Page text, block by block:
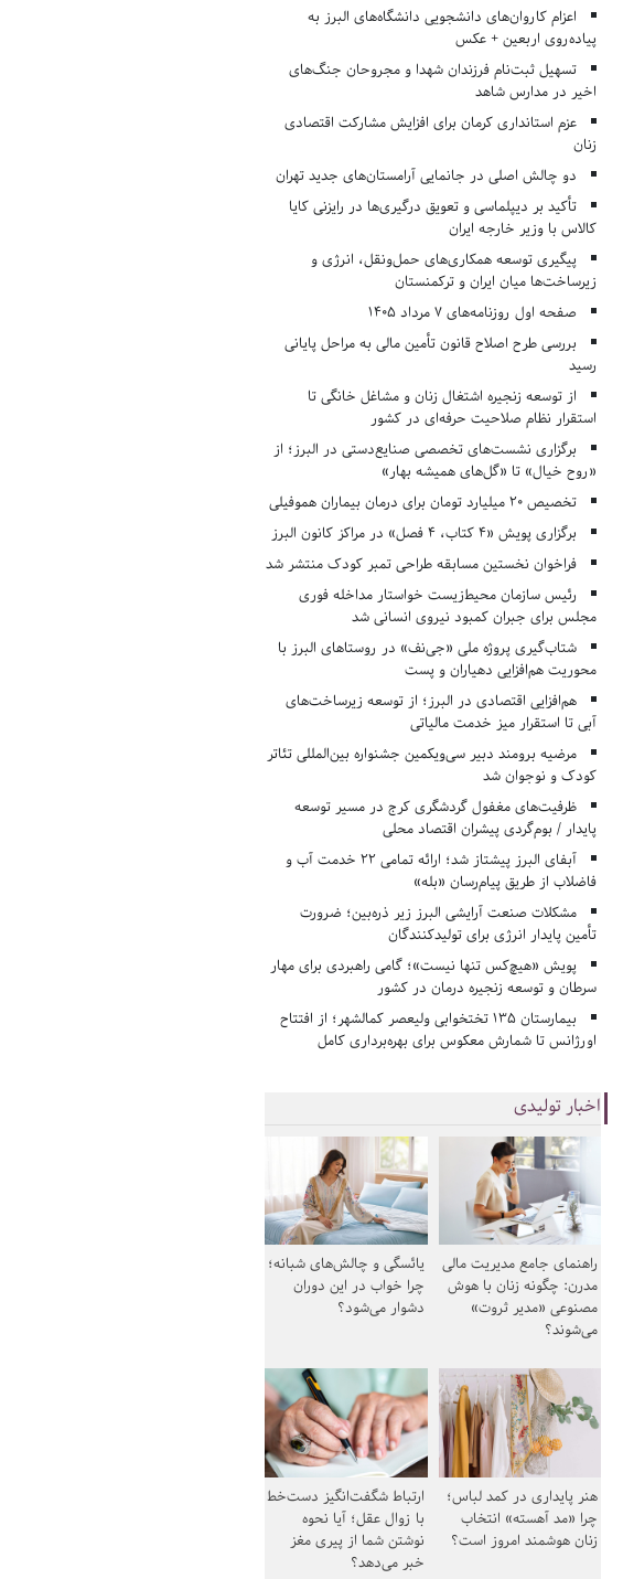
اعزام کاروان‌های دانشجویی دانشگاه‌های البرز به
پیاده‌روی اربعین + عکس
تسهیل ثبت‌نام فرزندان شهدا و مجروحان جنگ‌های
اخیر در مدارس شاهد
عزم استانداری کرمان برای افزایش مشارکت اقتصادی
زنان
دو چالش اصلی در جانمایی آرامستان‌های جدید تهران
تأکید بر دیپلماسی و تعویق درگیری‌ها در رایزنی کایا
کالاس با وزیر خارجه ایران
پیگیری توسعه همکاری‌های حمل‌ونقل، انرژی و
زیرساخت‌ها میان ایران و ترکمنستان
صفحه اول روزنامه‌های 7 مرداد 1405
بررسی طرح اصلاح قانون تأمین مالی به مراحل پایانی
رسید
از توسعه زنجیره اشتغال زنان و مشاغل خانگی تا
استقرار نظام صلاحیت حرفه‌ای در کشور
برگزاری نشست‌های تخصصی صنایع‌دستی در البرز؛ از
«روح خیال» تا «گل‌های همیشه بهار»
تخصیص ۲۰ میلیارد تومان برای درمان بیماران هموفیلی
برگزاری پویش «۴ کتاب، ۴ فصل» در مراکز کانون البرز
فراخوان نخستین مسابقه طراحی تمبر کودک منتشر شد
رئیس سازمان محیط‌زیست خواستار مداخله فوری
مجلس برای جبران کمبود نیروی انسانی شد
شتاب‌گیری پروژه ملی «جی‌نف» در روستاهای البرز با
محوریت هم‌افزایی دهیاران و پست
هم‌افزایی اقتصادی در البرز؛ از توسعه زیرساخت‌های
آبی تا استقرار میز خدمت مالیاتی
مرضیه برومند دبیر سی‌ویکمین جشنواره بین‌المللی تئاتر
کودک و نوجوان شد
ظرفیت‌های مغفول گردشگری کرج در مسیر توسعه
پایدار / بوم‌گردی پیشران اقتصاد محلی
آبفای البرز پیشتاز شد؛ ارائه تمامی ۲۲ خدمت آب و
فاضلاب از طریق پیام‌رسان «بله»
مشکلات صنعت آرایشی البرز زیر ذره‌بین؛ ضرورت
تأمین پایدار انرژی برای تولیدکنندگان
پویش «هیچ‌کس تنها نیست»؛ گامی راهبردی برای مهار
سرطان و توسعه زنجیره درمان در کشور
بیمارستان ۱۳۵ تختخوابی ولیعصر کمالشهر؛ از افتتاح
اورژانس تا شمارش معکوس برای بهره‌برداری کامل
اخبار تولیدی
راهنمای جامع مدیریت مالی
مدرن: چگونه زنان با هوش
مصنوعی «مدیر ثروت»
می‌شوند؟
یائسگی و چالش‌های شبانه؛
چرا خواب در این دوران
دشوار می‌شود؟
هنر پایداری در کمد لباس؛
چرا «مد آهسته» انتخاب
زنان هوشمند امروز است؟
ارتباط شگفت‌انگیز دست‌خط
با زوال عقل؛ آیا نحوه
نوشتن شما از پیری مغز
خبر می‌دهد؟